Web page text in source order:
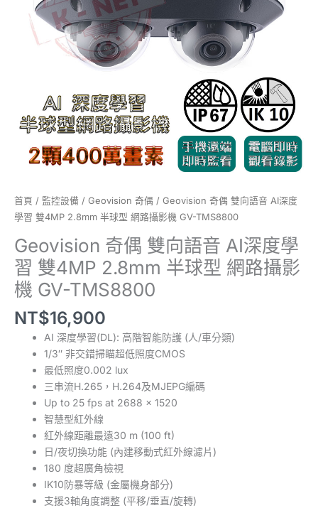
首頁 / 監控設備 / Geovision 奇偶 / Geovision 奇偶 雙向語音 AI深度
學習 雙4MP 2.8mm 半球型 網路攝影機 GV-TMS8800
Geovision 奇偶 雙向語音 AI深度學
習 雙4MP 2.8mm 半球型 網路攝影
機 GV-TMS8800
NT$16,900
AI 深度學習(DL): 高階智能防護 (人/車分類)
1/3″ 非交錯掃瞄超低照度CMOS
最低照度0.002 lux
三串流H.265，H.264及MJEPG編碼
Up to 25 fps at 2688 x 1520
智慧型紅外線
紅外線距離最遠30 m (100 ft)
日/夜切換功能 (內建移動式紅外線濾片)
180 度超廣角檢視
IK10防暴等級 (金屬機身部分)
支援3軸角度調整 (平移/垂直/旋轉)
2.8mm
路
攝
機
GV-
TMS8800
數
量